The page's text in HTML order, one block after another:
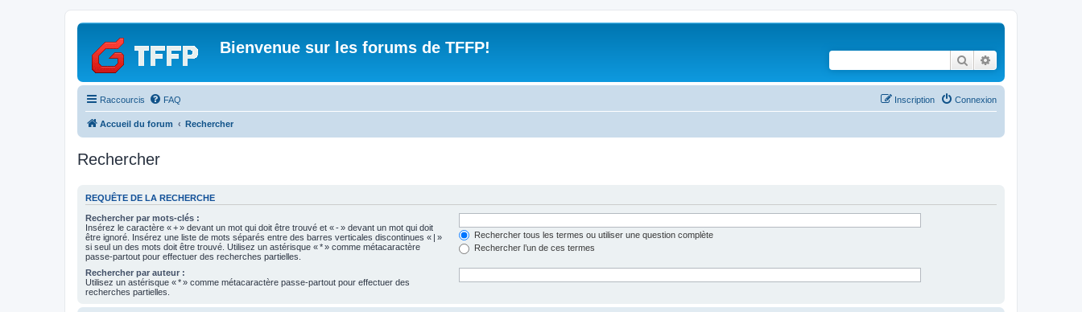
Bienvenue sur les forums de TFFP!
Rechercher
Raccourcis FAQ Connexion
Inscription
Accueil du forum Rechercher
Rechercher
REQUÊTE DE LA RECHERCHE
Rechercher par mots-clés :
Insérez le caractère « + » devant un mot qui doit être trouvé et « - » devant un mot qui doit
être ignoré. Insérez une liste de mots séparés entre des barres verticales discontinues « | »
si seul un des mots doit être trouvé. Utilisez un astérisque « * » comme métacaractère
passe-partout pour effectuer des recherches partielles.
Rechercher tous les termes ou utiliser une question complète
Rechercher l’un de ces termes
Rechercher par auteur :
Utilisez un astérisque « * » comme métacaractère passe-partout pour effectuer des
recherches partielles.